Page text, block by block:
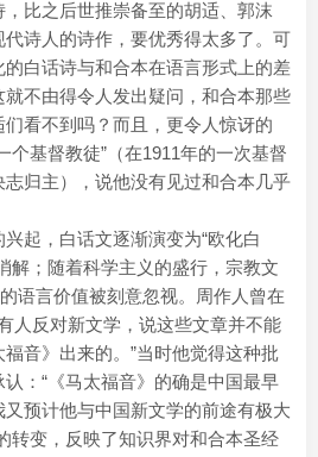
比之后世推崇备至的胡适、郭沫
诗人的诗作，要优秀得太多了。可
白话诗与和合本在语言形式上的差
不由得令人发出疑问，和合本那些
看不到吗？而且，更令人惊讶的
个基督教徒”（在1911年的一次基督
归主），说他没有见过和合本几乎
起，白话文逐渐演变为“欧化白
解；随着科学主义的盛行，宗教文
语言价值被刻意忽视。周作人曾在
人反对新文学，说这些文章并不能
音》出来的。”当时他觉得这种批
：“《马太福音》的确是中国最早
预计他与中国新文学的前途有极大
转变，反映了知识界对和合本圣经